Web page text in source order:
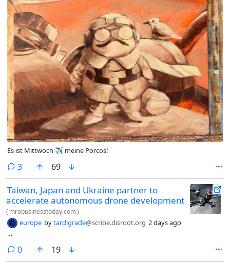
Es ist Mittwoch ✈️ meine Porcos!
3comments
69
Taiwan, Japan and Ukraine partner to
accelerate autonomous drone development
( mrobusinesstoday.com)
europe bytardigrade@scribe.disroot.org 2 days ago
…
0comments
19